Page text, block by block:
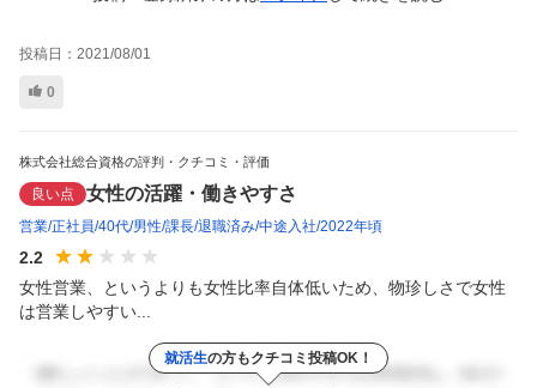
投稿日： 2021/08/01
0
株式会社総合資格の評判・クチコミ・評価
良い点 女性の活躍・働きやすさ
営業 正社員 40代 男性 課長 退職済み 中途入社 2022年頃
2.2
女性営業、というよりも女性比率自体低いため、物珍しさで女性
は営業しやすい...
就活生の方もクチコミ投稿OK！